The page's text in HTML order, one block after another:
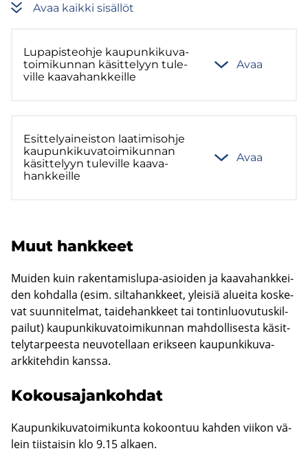
Avaa kaik­ki si­säl­löt
Lu­pa­pis­teoh­je kau­pun­ki­ku­va­
toi­mi­kun­nan kä­sit­te­lyyn tu­le­
vil­le kaa­va­hank­keil­le
Avaa
Esit­te­ly­ai­neis­ton laa­ti­mis­oh­je
kau­pun­ki­ku­va­toi­mi­kun­nan
kä­sit­te­lyyn tu­le­vil­le kaa­va­
hank­keil­le
Avaa
Muut hank­keet
Mui­den kuin rakentamislupa-​asioiden ja kaa­va­hank­kei­
den koh­dal­la (esim. sil­ta­hank­keet, ylei­siä aluei­ta kos­ke­
vat suun­ni­tel­mat, tai­de­hank­keet tai ton­tin­luo­vu­tus­kil­
pai­lut) kau­pun­ki­ku­va­toi­mi­kun­nan mah­dol­li­ses­ta kä­sit­
te­ly­tar­pees­ta neu­vo­tel­laan erik­seen kaupunkikuva-​
arkkitehdin kans­sa.
Ko­kousa­jan­koh­dat
Kau­pun­ki­ku­va­toi­mi­kun­ta ko­koon­tuu kah­den vii­kon vä­
lein tiis­tai­sin klo 9.15 al­kaen.